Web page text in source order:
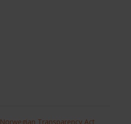
Norwegian Transparency Act